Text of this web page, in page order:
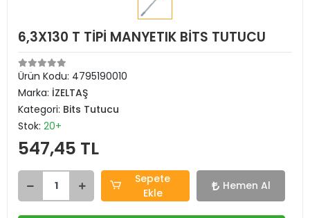
6,3X130 T TİPİ MANYETIK BİTS TUTUCU
Ürün Kodu: 4795190010
Marka: İZELTAŞ
Kategori: Bits Tutucu
Stok: 20+
547,45 TL
Sepete
Ekle
Hemen Al